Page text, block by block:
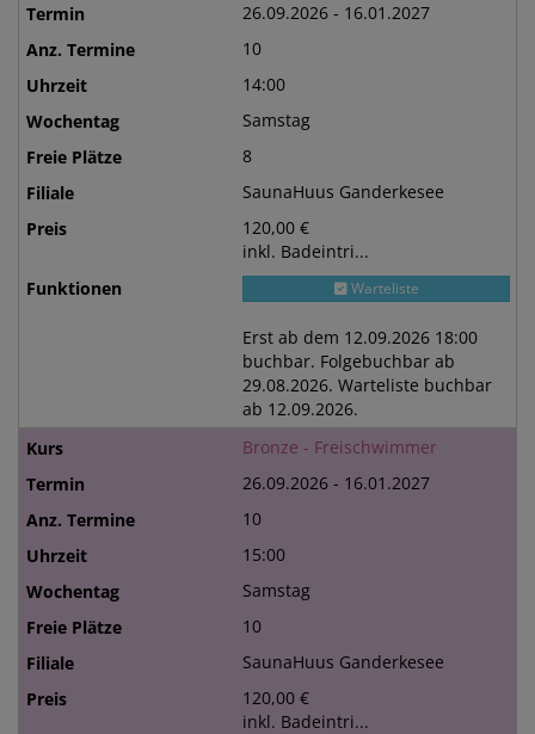
26.09.2026 - 16.01.2027
10
14:00
Samstag
8
SaunaHuus Ganderkesee
120,00 €
inkl. Badeintri...
Warteliste
Erst ab dem 12.09.2026 18:00
buchbar. Folgebuchbar ab
29.08.2026. Warteliste buchbar
ab 12.09.2026.
Bronze - Freischwimmer
26.09.2026 - 16.01.2027
10
15:00
Samstag
10
SaunaHuus Ganderkesee
120,00 €
inkl. Badeintri...